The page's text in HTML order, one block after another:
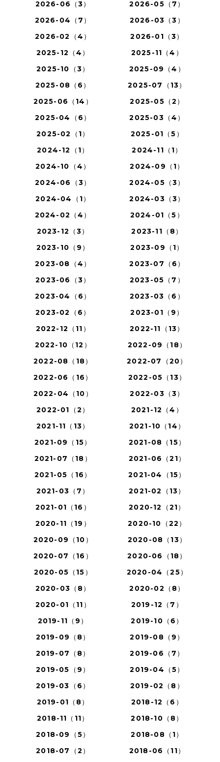
2026-06（3）
2026-05（7）
2026-04（7）
2026-03（3）
2026-02（4）
2026-01（3）
2025-12（4）
2025-11（4）
2025-10（3）
2025-09（4）
2025-08（6）
2025-07（13）
2025-06（14）
2025-05（2）
2025-04（6）
2025-03（4）
2025-02（1）
2025-01（5）
2024-12（1）
2024-11（1）
2024-10（4）
2024-09（1）
2024-06（3）
2024-05（3）
2024-04（1）
2024-03（3）
2024-02（4）
2024-01（5）
2023-12（3）
2023-11（8）
2023-10（9）
2023-09（1）
2023-08（4）
2023-07（6）
2023-06（3）
2023-05（7）
2023-04（6）
2023-03（6）
2023-02（6）
2023-01（9）
2022-12（11）
2022-11（13）
2022-10（12）
2022-09（18）
2022-08（18）
2022-07（20）
2022-06（16）
2022-05（13）
2022-04（10）
2022-03（3）
2022-01（2）
2021-12（4）
2021-11（13）
2021-10（14）
2021-09（15）
2021-08（15）
2021-07（18）
2021-06（21）
2021-05（16）
2021-04（15）
2021-03（7）
2021-02（13）
2021-01（16）
2020-12（21）
2020-11（19）
2020-10（22）
2020-09（10）
2020-08（13）
2020-07（16）
2020-06（18）
2020-05（15）
2020-04（25）
2020-03（8）
2020-02（8）
2020-01（11）
2019-12（7）
2019-11（9）
2019-10（6）
2019-09（8）
2019-08（9）
2019-07（8）
2019-06（7）
2019-05（9）
2019-04（5）
2019-03（6）
2019-02（8）
2019-01（8）
2018-12（6）
2018-11（11）
2018-10（8）
2018-09（5）
2018-08（1）
2018-07（2）
2018-06（11）